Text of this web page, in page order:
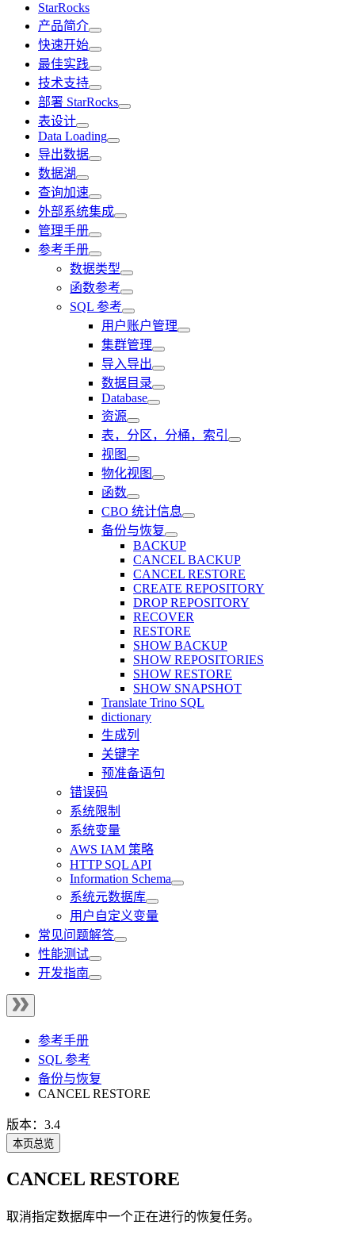
StarRocks
产品简介
快速开始
最佳实践
技术支持
部署 StarRocks
表设计
Data Loading
导出数据
数据湖
查询加速
外部系统集成
管理手册
参考手册
数据类型
函数参考
SQL 参考
用户账户管理
集群管理
导入导出
数据目录
Database
资源
表，分区，分桶，索引
视图
物化视图
函数
CBO 统计信息
备份与恢复
BACKUP
CANCEL BACKUP
CANCEL RESTORE
CREATE REPOSITORY
DROP REPOSITORY
RECOVER
RESTORE
SHOW BACKUP
SHOW REPOSITORIES
SHOW RESTORE
SHOW SNAPSHOT
Translate Trino SQL
dictionary
生成列
关键字
预准备语句
错误码
系统限制
系统变量
AWS IAM 策略
HTTP SQL API
Information Schema
系统元数据库
用户自定义变量
常见问题解答
性能测试
开发指南
参考手册
SQL 参考
备份与恢复
CANCEL RESTORE
版本：3.4
本页总览
CANCEL RESTORE
取消指定数据库中一个正在进行的恢复任务。